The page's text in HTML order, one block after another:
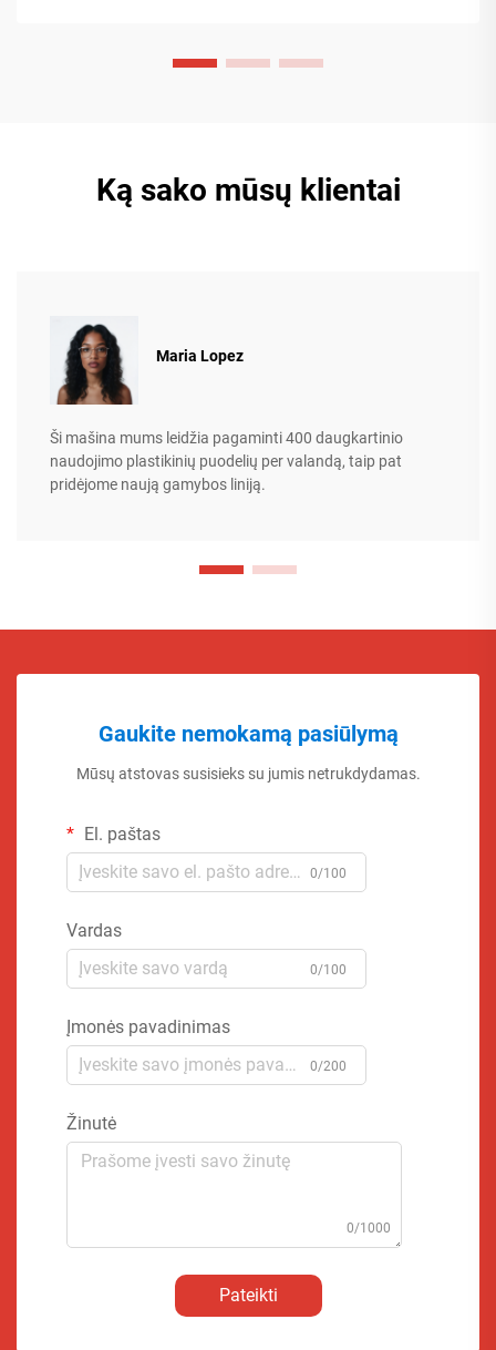
Ką sako mūsų klientai
Maria Lopez
Ši mašina mums leidžia pagaminti 400 daugkartinio
naudojimo plastikinių puodelių per valandą, taip pat
pridėjome naują gamybos liniją.
Gaukite nemokamą pasiūlymą
Mūsų atstovas susisieks su jumis netrukdydamas.
El. paštas
0/100
Vardas
0/100
Įmonės pavadinimas
0/200
Žinutė
0/1000
Pateikti